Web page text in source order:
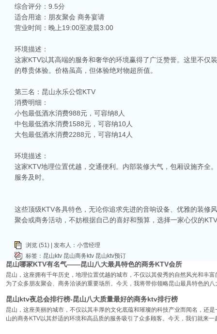
相关推荐
昆山ktv夜场哪里好玩-昆山八大便宜好玩的商务ktv会所排名
昆山天外天KTV以其优雅的环境和周到的服务著称。这里不仅拥有现代的音响设
响，给你带来无与伦比的视听享受。这里还提供多种酒水和小吃，确保你和朋友
昆山，一座充满活力与魅力的城市，以其丰富的美食、独特的文化和而闻名。如
让我们一起来看看，昆山有哪些比较好的KTV娱乐会所，给你带来无与伦比的唱歌
律。和其他城市一样，昆山的KTV也有高低之分，而高端KTV以其绝佳的环境、
KTV排名，带你领略一下这其中的魅力！
在昆山这座历史悠久而又充满活力的城市，KTV无疑是最受欢迎的娱乐场所之一
朋友小聚，还是商务宴请，选择一间合适的KTV都是让你尽兴的关键。那么，昆
昆山哪家KTV有名气——昆山八大最具特色的商务KTV会所
昆山，这座拥有千年历史，地理位置优越的城市，不仅以其俊秀的自然风光和丰
为了众多朋友聚会、商务洽谈的重要场所。今天，我将带你领略昆山最具特色的
昆山ktv夜总会排行榜-昆山八大质量最好的商务ktv排行榜
昆山，这座美丽的城市，不仅以其丰厚的文化底蕴和璀璨的科技产业而闻名，还
山的商务KTV以其舒适的环境和高品质的服务吸引了众多顾客。今天，我们就来
综合评分：9.5分
适合用途：朋友聚会 商务宴请
营业时间：晚上19:00至凌晨3:00
环境描述：
这家KTV以其高端的服务和奢华的环境赢得了广泛赞誉。这里不仅
的尊贵体验。价格虽高，但体验绝对物超所值。
第三名：昆山永乐公馆KTV
消费明细：
小包最低酒水消费988元，可容纳8人
中包最低酒水消费1588元，可容纳10人
大包最低酒水消费2288元，可容纳14人
环境描述：
这家KTV地理位置优越，交通便利。内部装修大气，包厢设施齐全
服务及时。
这些顶级KTV各具特色，无论你追求先进的音响设备、优雅的装修
聚会或商务活动，不妨根据自己的喜好和预算，选择一家心仪的
浏览 (51) | 发布人：小雪经理
标签： 昆山ktv 昆山商务ktv 昆山ktv预订